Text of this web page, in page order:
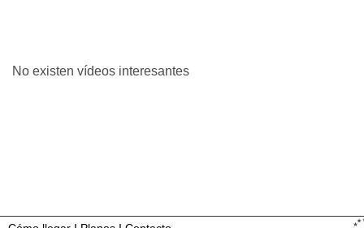
No existen vídeos interesantes